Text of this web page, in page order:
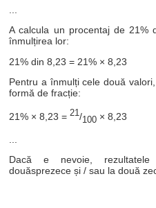
...
A calcula un procentaj de 21%
înmulțirea lor:
21% din 8,23 = 21% × 8,23
Pentru a înmulți cele două
formă de fracție:
21% × 8,23 =21 /100 × 8,23
Dacă e nevoie,
douăsprezece și / sau la două